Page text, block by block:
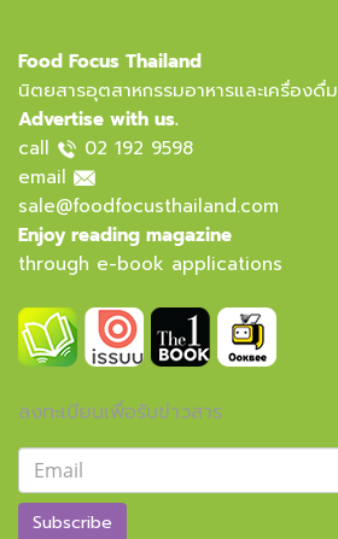
Food Focus Thailand
นิตยสารอุตสาหกรรมอาหารและเครื่องดื่ม
Advertise with us.
call
02 192 9598
email
sale@foodfocusthailand.com
Enjoy reading magazine
through e-book applications
ลงทะเบียนเพื่อรับข่าวสาร
Subscribe